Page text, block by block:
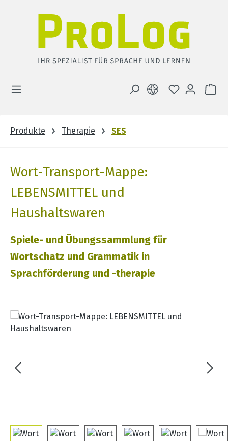
DU HAST 0
Produkte Therapie SES
Wort-Transport-Mappe:
LEBENSMITTEL und
Haushaltswaren
Spiele- und Übungssammlung für
Wortschatz und Grammatik in
Sprachförderung und -therapie
Bildergalerie überspringen